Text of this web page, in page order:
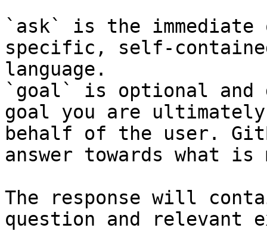
`ask` is the
specific, self-
language.
`goal` is optional and
goal you are
behalf of the user.
answer towards what
The response will
question and relevant